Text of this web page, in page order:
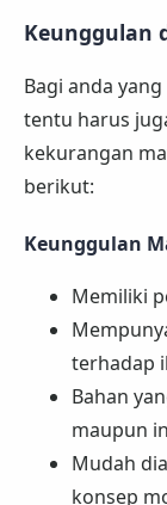
Keunggulan
Bagi anda
tentu harus
kekurangan
berikut:
Keunggulan
Memiliki
terhadap
Bahan
maupun
Mudah
konsep